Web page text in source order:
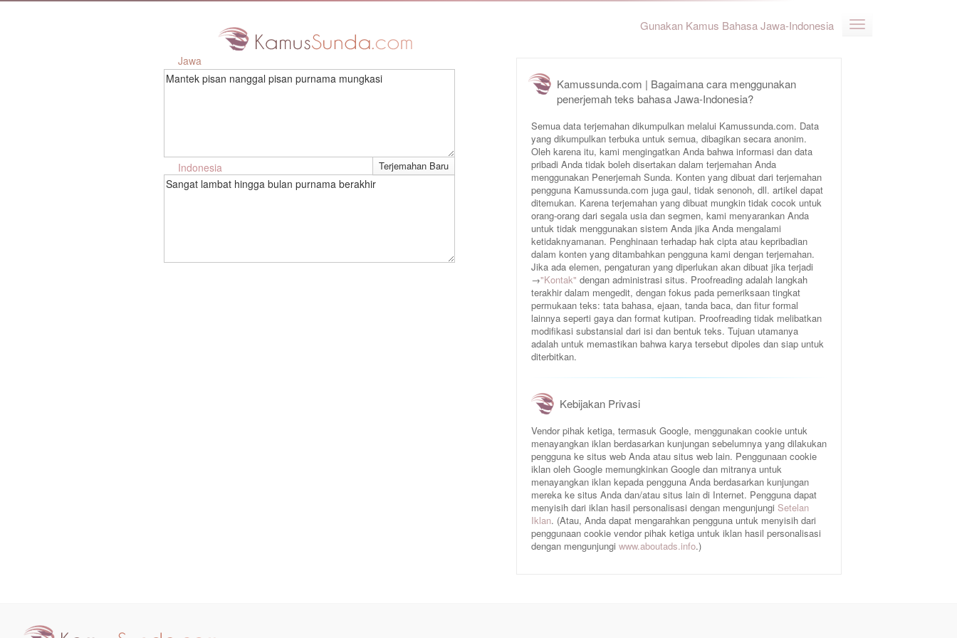
Gunakan Kamus Bahasa Jawa-Indonesia
Jawa
Mantek pisan nanggal pisan purnama mungkasi
Indonesia
Sangat lambat hingga bulan purnama berakhir
Kamussunda.com | Bagaimana cara menggunakan
penerjemah teks bahasa Jawa-Indonesia?
Semua data terjemahan dikumpulkan melalui Kamussunda.com. Data
yang dikumpulkan terbuka untuk semua, dibagikan secara anonim.
Oleh karena itu, kami mengingatkan Anda bahwa informasi dan data
pribadi Anda tidak boleh disertakan dalam terjemahan Anda
menggunakan Penerjemah Sunda. Konten yang dibuat dari terjemahan
pengguna Kamussunda.com juga gaul, tidak senonoh, dll. artikel dapat
ditemukan. Karena terjemahan yang dibuat mungkin tidak cocok untuk
orang-orang dari segala usia dan segmen, kami menyarankan Anda
untuk tidak menggunakan sistem Anda jika Anda mengalami
ketidaknyamanan. Penghinaan terhadap hak cipta atau kepribadian
dalam konten yang ditambahkan pengguna kami dengan terjemahan.
Jika ada elemen, pengaturan yang diperlukan akan dibuat jika terjadi
→"Kontak" dengan administrasi situs. Proofreading adalah langkah
terakhir dalam mengedit, dengan fokus pada pemeriksaan tingkat
permukaan teks: tata bahasa, ejaan, tanda baca, dan fitur formal
lainnya seperti gaya dan format kutipan. Proofreading tidak melibatkan
modifikasi substansial dari isi dan bentuk teks. Tujuan utamanya
adalah untuk memastikan bahwa karya tersebut dipoles dan siap untuk
diterbitkan.
Kebijakan Privasi
Vendor pihak ketiga, termasuk Google, menggunakan cookie untuk
menayangkan iklan berdasarkan kunjungan sebelumnya yang dilakukan
pengguna ke situs web Anda atau situs web lain. Penggunaan cookie
iklan oleh Google memungkinkan Google dan mitranya untuk
menayangkan iklan kepada pengguna Anda berdasarkan kunjungan
mereka ke situs Anda dan/atau situs lain di Internet. Pengguna dapat
menyisih dari iklan hasil personalisasi dengan mengunjungi Setelan
Iklan. (Atau, Anda dapat mengarahkan pengguna untuk menyisih dari
penggunaan cookie vendor pihak ketiga untuk iklan hasil personalisasi
dengan mengunjungi www.aboutads.info.)